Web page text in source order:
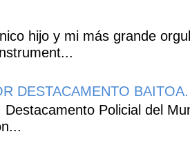
hijo y mi más grande
DESTACAMENTO BAITOA.
Policial del